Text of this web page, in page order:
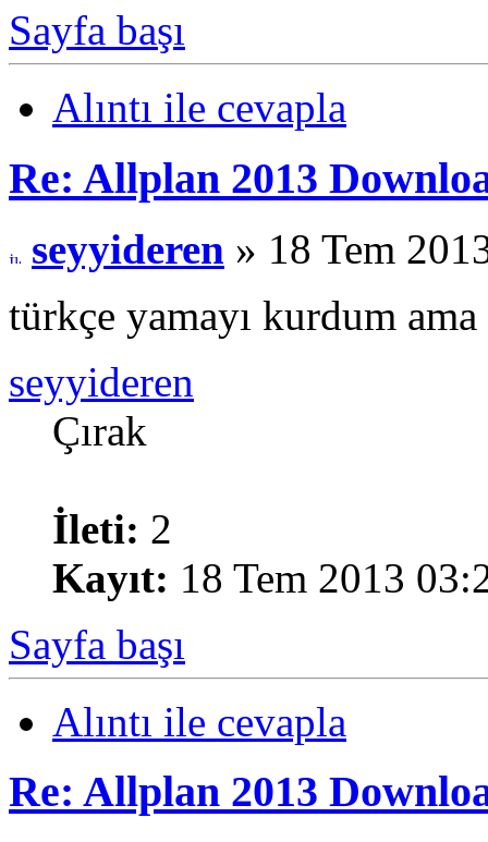
Sayfa başı
Alıntı ile cevapla
Re: Allplan 2013
seyyideren » 18 Tem
türkçe yamayı kurdum
seyyideren
Çırak
İleti: 2
Kayıt: 18 Tem 2013
Sayfa başı
Alıntı ile cevapla
Re: Allplan 2013